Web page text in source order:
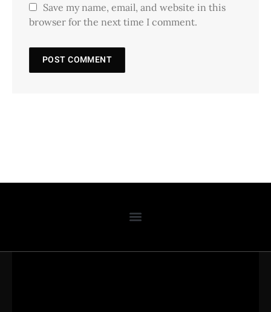
Save my name, email, and website in this
browser for the next time I comment.